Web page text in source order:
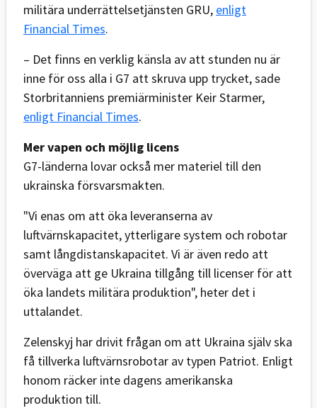
militära underrättelsetjänsten GRU, enligt
Financial Times.
– Det finns en verklig känsla av att stunden nu är
inne för oss alla i G7 att skruva upp trycket, sade
Storbritanniens premiärminister Keir Starmer,
enligt Financial Times.
Mer vapen och möjlig licens
G7-länderna lovar också mer materiel till den
ukrainska försvarsmakten.
"Vi enas om att öka leveranserna av
luftvärnskapacitet, ytterligare system och robotar
samt långdistanskapacitet. Vi är även redo att
överväga att ge Ukraina tillgång till licenser för att
öka landets militära produktion", heter det i
uttalandet.
Zelenskyj har drivit frågan om att Ukraina själv ska
få tillverka luftvärnsrobotar av typen Patriot. Enligt
honom räcker inte dagens amerikanska
produktion till.